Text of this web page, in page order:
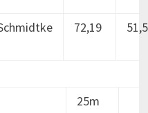
72,19
25m